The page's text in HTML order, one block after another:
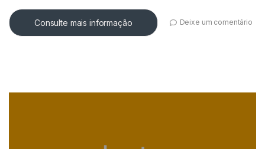
Consulte mais informação Deixe um comentário